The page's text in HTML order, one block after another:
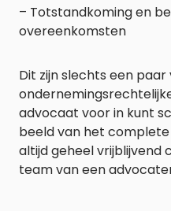
– Totstandkoming en
overeenkomsten
Dit zijn slechts een
advocaat voor in kunt
beeld van het
altijd geheel
team van een